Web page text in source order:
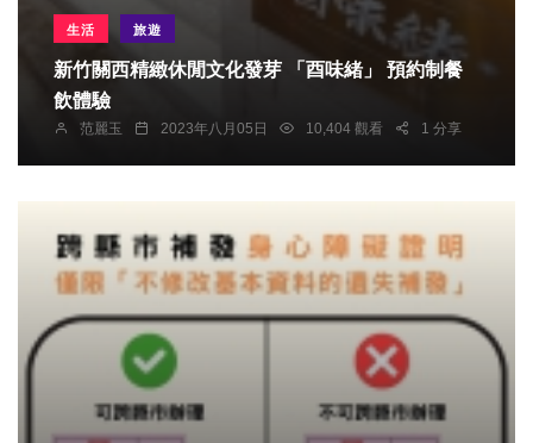
生活 旅遊
新竹關西精緻休閒文化發芽 「酉味緒」 預約制餐
飲體驗
范麗玉 2023年八月05日 10,404 觀看 1 分享